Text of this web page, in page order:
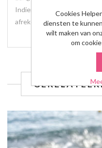
Indien graag op maat, laat
afrekenen.
Cookies
diensten te
wilt maken van
om